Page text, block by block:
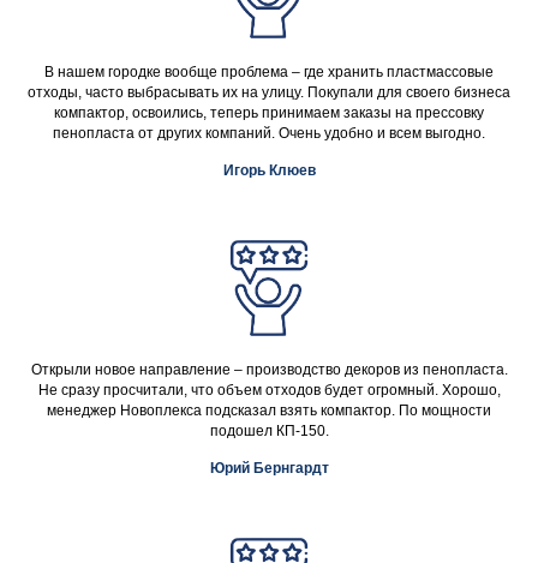
В нашем городке вообще проблема – где хранить пластмассовые
отходы, часто выбрасывать их на улицу. Покупали для своего бизнеса
компактор, освоились, теперь принимаем заказы на прессовку
пенопласта от других компаний. Очень удобно и всем выгодно.
Игорь Клюев
Открыли новое направление – производство декоров из пенопласта.
Не сразу просчитали, что объем отходов будет огромный. Хорошо,
менеджер Новоплекса подсказал взять компактор. По мощности
подошел КП-150.
Юрий Бернгардт